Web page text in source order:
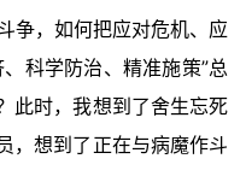
争，如何把应对危机、应
科学防治、精准施策”总
此时，我想到了舍生忘死
，想到了正在与病魔作斗